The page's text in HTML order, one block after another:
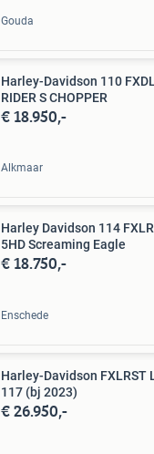
Gouda
Harley-Davidson 110
RIDER S CHOPPER
€ 18.950,-
Alkmaar
Harley Davidson 114
5HD Screaming Eagle
€ 18.750,-
Enschede
Harley-Davidson FXLRST
117 (bj 2023)
€ 26.950,-